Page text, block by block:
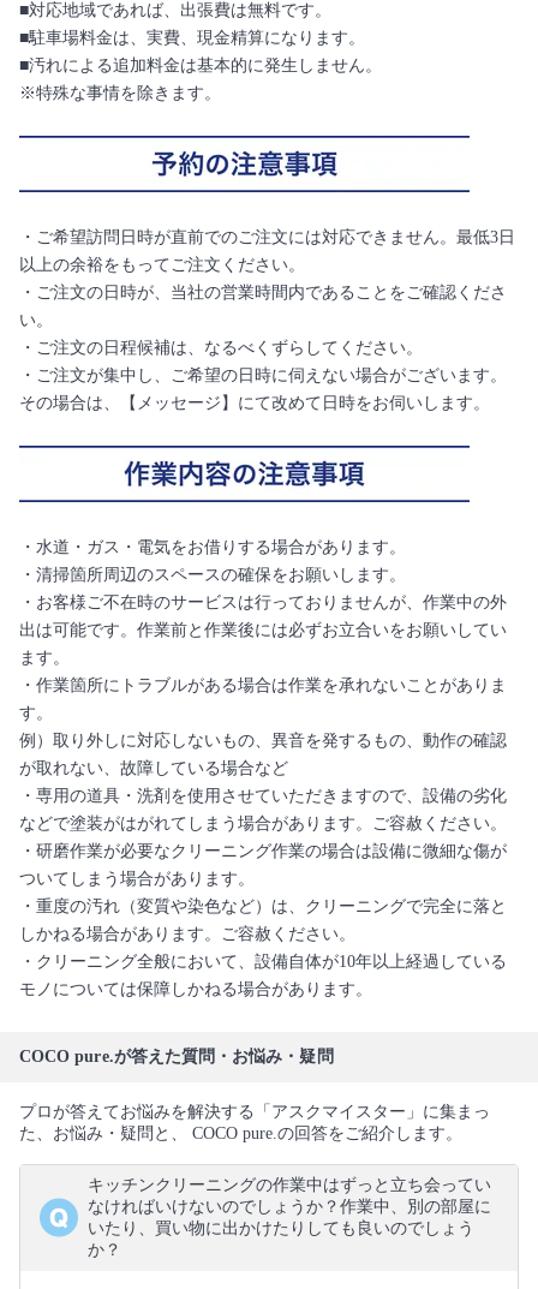
■対応地域であれば、出張費は無料です。
■駐車場料金は、実費、現金精算になります。
■汚れによる追加料金は基本的に発生しません。
※特殊な事情を除きます。
・ご希望訪問日時が直前でのご注文には対応できません。最低3日
以上の余裕をもってご注文ください。
・ご注文の日時が、当社の営業時間内であることをご確認くださ
い。
・ご注文の日程候補は、なるべくずらしてください。
・ご注文が集中し、ご希望の日時に伺えない場合がございます。
その場合は、【メッセージ】にて改めて日時をお伺いします。
・水道・ガス・電気をお借りする場合があります。
・清掃箇所周辺のスペースの確保をお願いします。
・お客様ご不在時のサービスは行っておりませんが、作業中の外
出は可能です。作業前と作業後には必ずお立合いをお願いしてい
ます。
・作業箇所にトラブルがある場合は作業を承れないことがありま
す。
例）取り外しに対応しないもの、異音を発するもの、動作の確認
が取れない、故障している場合など
・専用の道具・洗剤を使用させていただきますので、設備の劣化
などで塗装がはがれてしまう場合があります。ご容赦ください。
・研磨作業が必要なクリーニング作業の場合は設備に微細な傷が
ついてしまう場合があります。
・重度の汚れ（変質や染色など）は、クリーニングで完全に落と
しかねる場合があります。ご容赦ください。
・クリーニング全般において、設備自体が10年以上経過している
モノについては保障しかねる場合があります。
COCO pure.が答えた質問・お悩み・疑問
プロが答えてお悩みを解決する「アスクマイスター」に集まっ
た、お悩み・疑問と、 COCO pure.の回答をご紹介します。
キッチンクリーニングの作業中はずっと立ち会ってい
なければいけないのでしょうか？作業中、別の部屋に
いたり、買い物に出かけたりしても良いのでしょう
か？